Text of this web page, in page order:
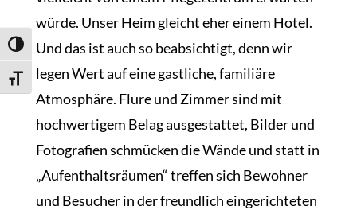
Umschalten auf hohe Kontraste
Schrift vergrößern
würde. Unser Heim gleicht eher einem Hotel.
Und das ist auch so beabsichtigt, denn wir
legen Wert auf eine gastliche, familiäre
Atmosphäre. Flure und Zimmer sind mit
hochwertigem Belag ausgestattet, Bilder und
Fotografien schmücken die Wände und statt in
„Aufenthaltsräumen“ treffen sich Bewohner
und Besucher in der freundlich eingerichteten